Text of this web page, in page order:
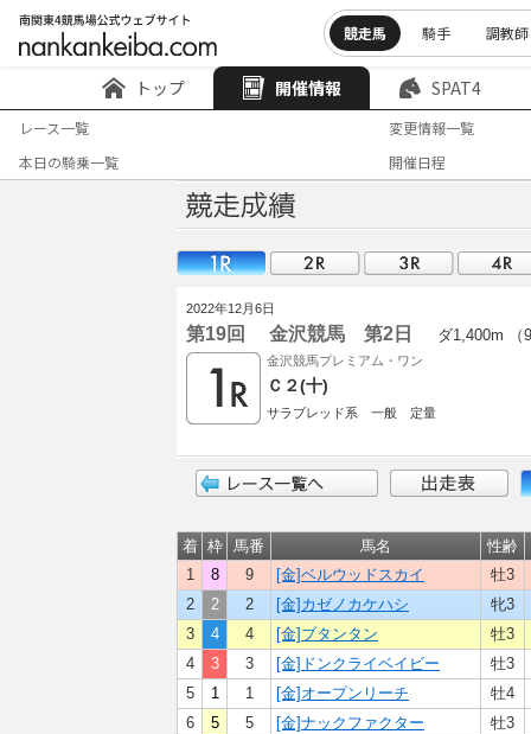
競走馬 騎手 調教師
トップ 開催情報 SPAT4
レース一覧
変更情報一覧
本日の騎乗一覧
開催日程
2022年12月6日
第19回 金沢競馬 第2日 ダ1,400m （
金沢競馬プレミアム・ワン
Ｃ２(十)
サラブレッド系 一般 定量
着 枠 馬番 馬名
性齢
1
8 9 [金]ベルウッドスカイ
牡3
2
2 2 [金]カゼノカケハシ
牝3
3
4 4 [金]ブタンタン
牡3
4
3 3 [金]ドンクライベイビー
牡3
5
1 1 [金]オープンリーチ
牡4
6
5 5 [金]ナックファクター
牡3